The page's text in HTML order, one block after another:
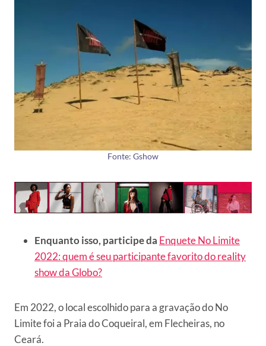
Fonte: Gshow
Enquanto isso, participe da Enquete No Limite
2022: quem é seu participante favorito do reality
show da Globo?
Em 2022, o local escolhido para a gravação do No
Limite foi a Praia do Coqueiral, em Flecheiras, no
Ceará.